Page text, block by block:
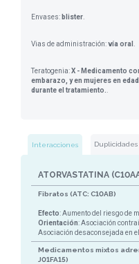
Envases: blister
Vias de administración:vía oral
Teratogenia:X - Medicamento
embarazo, y en mujeres en
durante el tratamiento.
Interacciones Duplicidades
ATORVASTATINA
Fibratos (ATC: C10AB)
Efecto: Aumento del riesgo de
Orientación: Asociación
Asociación desaconsejada en
Medicamentos mixtos
J01FA15)